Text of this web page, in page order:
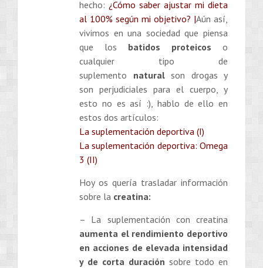
hecho: ¿Cómo saber ajustar mi dieta
al 100% según mi objetivo? |Aún así,
vivimos en una sociedad que piensa
que los batidos proteicos o
cualquier tipo de
suplemento naturalson drogas y
son perjudiciales para el cuerpo, y
esto no es así :), hablo de ello en
estos dos artículos:
La suplementación deportiva (I)
La suplementación deportiva: Omega
3 (II)
Hoy os quería trasladar información
sobre la creatina:
– La suplementación con creatina
aumenta el rendimiento deportivo
en acciones de elevada intensidad
y de corta duración sobre todo en